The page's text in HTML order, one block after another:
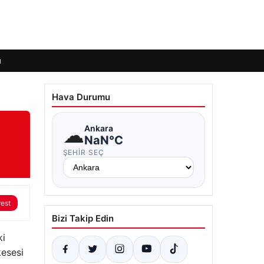
Hava Durumu
☁Ankara
NaN°C
ŞEHIR SEÇ
Bizi Takip Edin